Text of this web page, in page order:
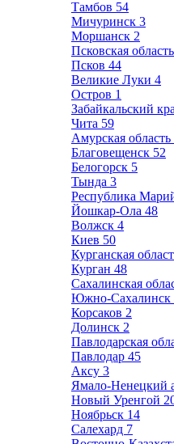
Тамбов 54
Мичуринск 3
Моршанск 2
Псковская область
Псков 44
Великие Луки 4
Остров 1
Забайкальский
Чита 59
Амурская область
Благовещенск 52
Белогорск 5
Тында 3
Республика
Йошкар-Ола 48
Волжск 4
Киев 50
Курганская
Курган 48
Сахалинская
Южно-Сахалинск
Корсаков 2
Долинск 2
Павлодарская
Павлодар 45
Аксу 3
Ямало-Ненецкий
Новый Уренгой
Ноябрьск 14
Салехард 7